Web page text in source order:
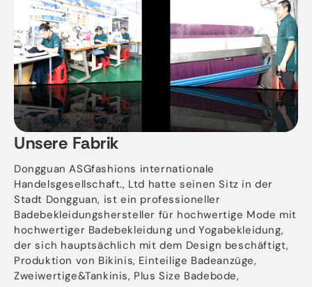
Unsere Fabrik
Dongguan ASGfashions internationale
Handelsgesellschaft., Ltd hatte seinen Sitz in der
Stadt Dongguan, ist ein professioneller
Badebekleidungshersteller für hochwertige Mode mit
hochwertiger Badebekleidung und Yogabekleidung,
der sich hauptsächlich mit dem Design beschäftigt,
Produktion von Bikinis, Einteilige Badeanzüge,
Zweiwertige&Tankinis, Plus Size Badebode,